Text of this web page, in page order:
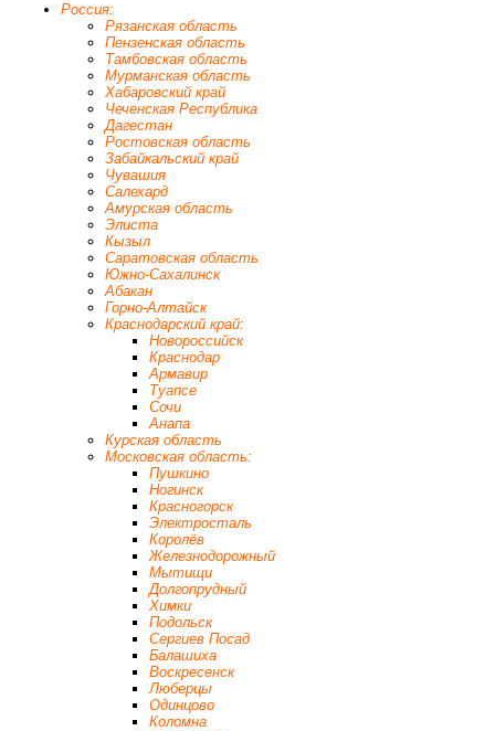
Россия:
Рязанская область
Пензенская область
Тамбовская область
Мурманская область
Хабаровский край
Чеченская Республика
Дагестан
Ростовская область
Забайкальский край
Чувашия
Салехард
Амурская область
Элиста
Кызыл
Саратовская область
Южно-Сахалинск
Абакан
Горно-Алтайск
Краснодарский край:
Новороссийск
Краснодар
Армавир
Туапсе
Сочи
Анапа
Курская область
Московская область:
Пушкино
Ногинск
Красногорск
Электросталь
Королёв
Железнодорожный
Мытищи
Долгопрудный
Химки
Подольск
Сергиев Посад
Балашиха
Воскресенск
Люберцы
Одинцово
Коломна